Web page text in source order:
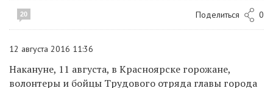
20 Поделиться 0
12 августа 2016 11:36
Накануне, 11 августа, в Красноярске горожане,
волонтеры и бойцы Трудового отряда главы города